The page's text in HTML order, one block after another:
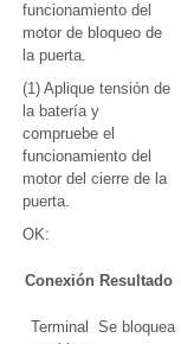
funcionamiento del
motor de bloqueo de
la puerta.
(1) Aplique tensión de
la batería y
compruebe el
funcionamiento del
motor del cierre de la
puerta.
OK:
Conexión Resultado
Terminal
Se bloquea